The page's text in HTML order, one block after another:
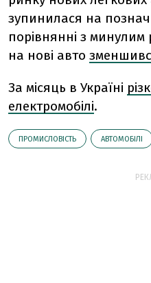
зупинилася на
порівнянні з
на нові авто
За місяць в Україні
електромобілі.
ПРОМИСЛОВІСТЬ АВТОМОБІЛІ